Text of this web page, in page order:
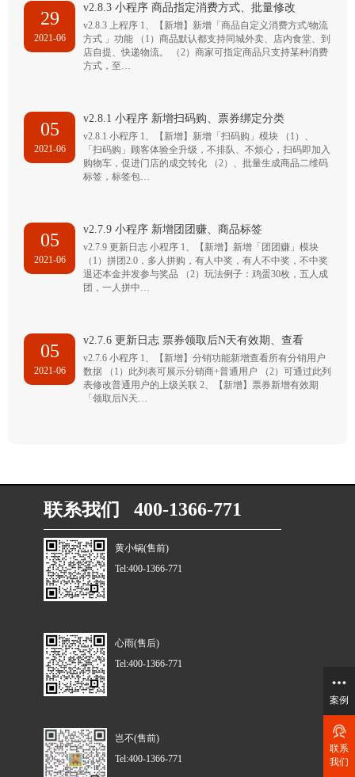
29
2021-06
v2.8.3 小程序 商品指定消费方式、批量修改
v2.8.3 上程序 1、【新增】新增「商品自定义消费方式/物流
方式 」功能 （1）商品默认都支持同城外卖、店内食堂、到
店自提、快递物流。 （2）商家可指定商品只支持某种消费
方式，至…
05
2021-06
v2.8.1 小程序 新增扫码购、票券绑定分类
v2.8.1 小程序 1、【新增】新增「扫码购」模块 （1）、
「扫码购」顾客体验全升级，不排队、不烦心，扫码即加入
购物车，促进门店的成交转化 （2）、批量生成商品二维码
标签，标签包…
05
2021-06
v2.7.9 小程序 新增团团赚、商品标签
v2.7.9 更新日志 小程序 1、【新增】新增「团团赚」模块
（1）拼团2.0，多人拼购，有人中奖，有人不中奖，不中奖
退还本金并发参与奖品 （2）玩法例子：鸡蛋30枚，五人成
团，一人拼中…
05
2021-06
v2.7.6 更新日志 票券领取后N天有效期、查看
v2.7.6 小程序 1、【新增】分销功能新增查看所有分销用户
数据 （1）此列表可展示分销商+普通用户 （2）可通过此列
表修改普通用户的上级关联 2、【新增】票券新增有效期
「领取后N天…
联系我们 400-1366-771
黄小锅(售前)
Tel:400-1366-771
心雨(售后)
Tel:400-1366-771
岂不(售前)
Tel:400-1366-771
案例
联系
我们